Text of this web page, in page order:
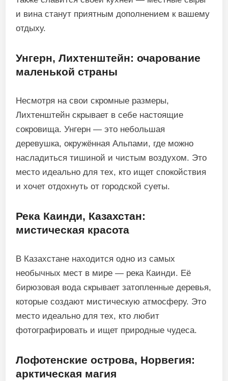
и вина станут приятным дополнением к вашему
отдыху.
Унгерн, Лихтенштейн: очарование
маленькой страны
Несмотря на свои скромные размеры,
Лихтенштейн скрывает в себе настоящие
сокровища. Унгерн — это небольшая
деревушка, окружённая Альпами, где можно
насладиться тишиной и чистым воздухом. Это
место идеально для тех, кто ищет спокойствия
и хочет отдохнуть от городской суеты.
Река Каинди, Казахстан:
мистическая красота
В Казахстане находится одно из самых
необычных мест в мире — река Каинди. Её
бирюзовая вода скрывает затопленные деревья,
которые создают мистическую атмосферу. Это
место идеально для тех, кто любит
фотографировать и ищет природные чудеса.
Лофотенские острова, Норвегия:
арктическая магия